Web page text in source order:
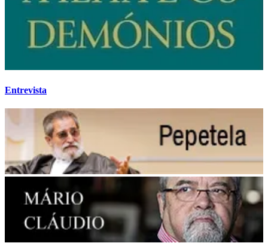
Entrevista